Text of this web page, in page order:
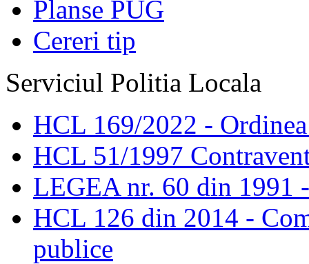
Planse PUG
Cereri tip
Serviciul Politia Locala
HCL 169/2022 -
HCL 51/1997
LEGEA nr. 60 din 1991
HCL 126 din 2014 -
publice